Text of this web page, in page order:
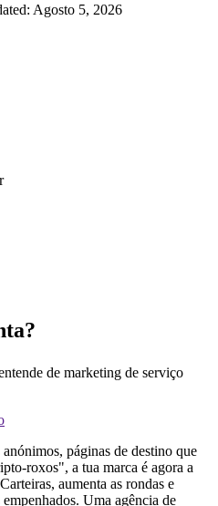
Agosto 5, 2026
de marketing de serviço
páginas de destino que
roxos", a tua marca é agora a
aumenta as rondas e
Uma agência de